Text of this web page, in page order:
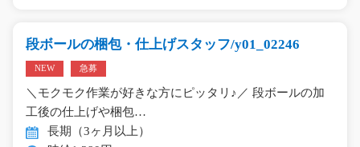
段ボールの梱包・仕上げスタッフ/y01_02246
NEW 急募
＼モクモク作業が好きな方にピッタリ♪／ 段ボールの加
工後の仕上げや梱包…
長期（3ヶ月以上）